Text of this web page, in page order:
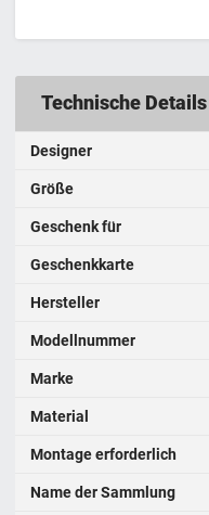
Technische Details
Designer
Größe
Geschenk für
Geschenkkarte
Hersteller
Modellnummer
Marke
Material
Montage erforderlich
Name der Sammlung